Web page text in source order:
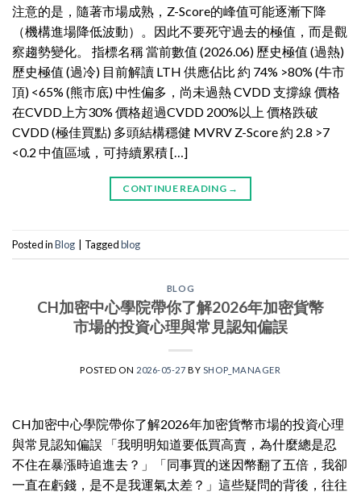
注意的是，隨著市場成熟，Z-Score的峰值可能逐漸下降
（機構進場降低波動）。因此不要死守過去的極值，而是觀
察趨勢變化。 指標名稱 當前數值 (2026.06) 歷史極值 (過熱)
歷史極值 (過冷) 目前解讀 LTH 供應佔比 約 74% >80% (牛市
頂) <65% (熊市底) 中性偏多，尚未過熱 CVDD 支撐線 價格
在CVDD上方30% 價格超過CVDD 200%以上 價格跌破
CVDD (極佳買點) 多頭結構穩健 MVRV Z-Score 約 2.8 >7
<0.2 中值區域，可持續累積 […]
CONTINUE READING →
Posted inBlog Taggedblog
BLOG
CH加密中心學院帶你了解2026年加密貨幣
市場的投資心理與常見認知偏誤
POSTED ON 2026-05-27 BY SHOP_MANAGER
CH加密中心學院帶你了解2026年加密貨幣市場的投資心理
與常見認知偏誤 「我明明知道要低買高賣，為什麼總是忍
不住在暴漲時追進去？」「同事買的迷因幣翻了五倍，我卻
一直在虧錢，是不是我運氣太差？」這些疑問的背後，往往